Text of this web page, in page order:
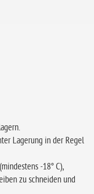
Lagerung in der Regel
-18° C),
zu schneiden und